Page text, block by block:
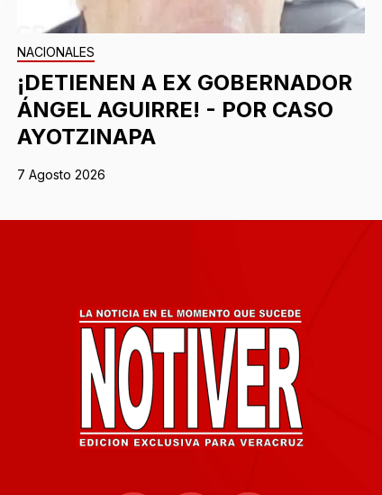
NACIONALES
¡DETIENEN A EX GOBERNADOR
ÁNGEL AGUIRRE! - POR CASO
AYOTZINAPA
7 Agosto 2026